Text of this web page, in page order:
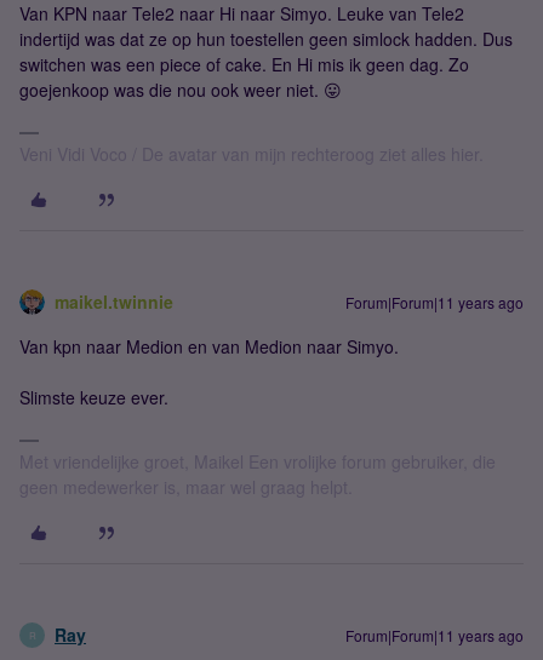
Van KPN naar Tele2 naar Hi naar Simyo. Leuke van Tele2
indertijd was dat ze op hun toestellen geen simlock hadden. Dus
switchen was een piece of cake. En Hi mis ik geen dag. Zo
goejenkoop was die nou ook weer niet. 😛
Veni Vidi Voco / De avatar van mijn rechteroog ziet alles hier.
maikel.twinnie Forum|Forum|11 years ago
Van kpn naar Medion en van Medion naar Simyo.
Slimste keuze ever.
Met vriendelijke groet, Maikel Een vrolijke forum gebruiker, die
geen medewerker is, maar wel graag helpt.
R Ray Forum|Forum|11 years ago